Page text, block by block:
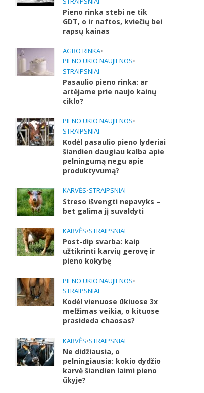
Pieno rinka stebi ne tik
GDT, o ir naftos, kviečių bei
rapsų kainas
AGRO RINKA•
PIENO ŪKIO NAUJIENOS•
STRAIPSNIAI
Pasaulio pieno rinka: ar
artėjame prie naujo kainų
ciklo?
PIENO ŪKIO NAUJIENOS•
STRAIPSNIAI
Kodėl pasaulio pieno lyderiai
šiandien daugiau kalba apie
pelningumą negu apie
produktyvumą?
KARVĖS•STRAIPSNIAI
Streso išvengti nepavyks –
bet galima jį suvaldyti
KARVĖS•STRAIPSNIAI
Post-dip svarba: kaip
užtikrinti karvių gerovę ir
pieno kokybę
PIENO ŪKIO NAUJIENOS•
STRAIPSNIAI
Kodėl vienuose ūkiuose 3x
melžimas veikia, o kituose
prasideda chaosas?
KARVĖS•STRAIPSNIAI
Ne didžiausia, o
pelningiausia: kokio dydžio
karvė šiandien laimi pieno
ūkyje?